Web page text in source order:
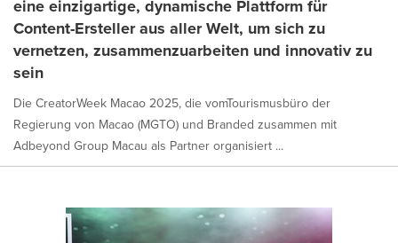
eine einzigartige, dynamische Plattform für
Content-Ersteller aus aller Welt, um sich zu
vernetzen, zusammenzuarbeiten und innovativ zu
sein
Die CreatorWeek Macao 2025, die vomTourismusbüro der
Regierung von Macao (MGTO) und Branded zusammen mit
Adbeyond Group Macau als Partner organisiert ...